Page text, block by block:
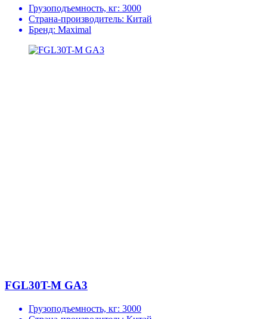
Грузоподъемность, кг: 3000
Страна-производитель: Китай
Бренд: Maximal
FGL30T-M GA3
Грузоподъемность, кг: 3000